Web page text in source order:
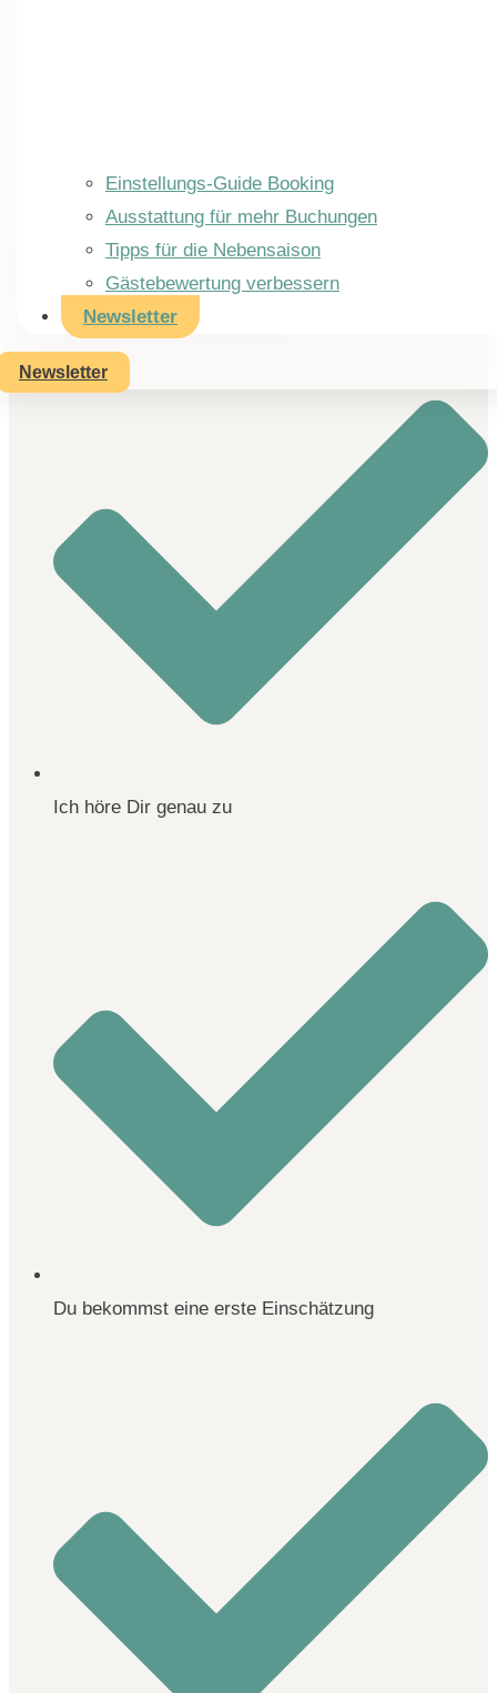
Einstellungs-Guide Booking
Ausstattung für mehr Buchungen
Tipps für die Nebensaison
Gästebewertung verbessern
Newsletter
Newsletter
Du sprichst mit mir persönlich
Ich höre Dir genau zu
Du bekommst eine erste Einschätzung